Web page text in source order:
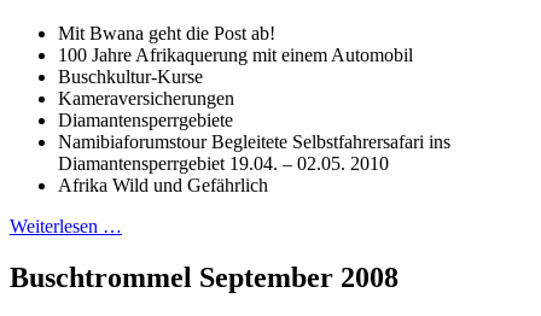
Mit Bwana geht die Post ab!
100 Jahre Afrikaquerung mit einem Automobil
Buschkultur-Kurse
Kameraversicherungen
Diamantensperrgebiete
Namibiaforumstour Begleitete Selbstfahrersafari ins
Diamantensperrgebiet 19.04. – 02.05. 2010
Afrika Wild und Gefährlich
Weiterlesen …
Buschtrommel September 2008